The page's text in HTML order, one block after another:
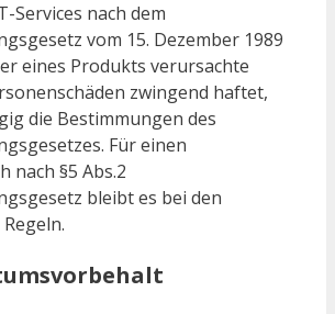
Services nach dem
vom 15. Dezember 1989
eines Produkts verursachte
zwingend haftet,
die Bestimmungen des
Für einen
nach §5 Abs.2
bleibt es bei den